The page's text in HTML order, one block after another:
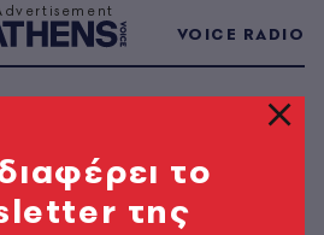
VOICE RADIO
το
της